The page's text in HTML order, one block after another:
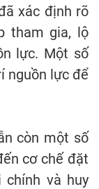
xác định rõ
tham gia, lộ
lực. Một số
nguồn lực để
còn một số
cơ chế đặt
chính và huy